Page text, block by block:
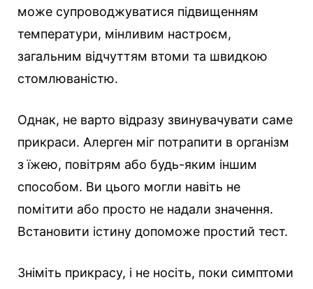
може супроводжуватися підвищенням
температури, мінливим настроєм,
загальним відчуттям втоми та швидкою
стомлюваністю.
Однак, не варто відразу звинувачувати саме
прикраси. Алерген міг потрапити в організм
з їжею, повітрям або будь-яким іншим
способом. Ви цього могли навіть не
помітити або просто не надали значення.
Встановити істину допоможе простий тест.
Зніміть прикрасу, і не носіть, поки симптоми